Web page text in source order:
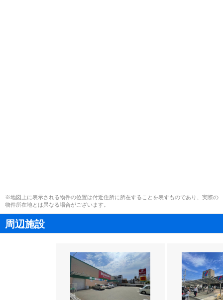
※地図上に表示される物件の位置は付近住所に所在することを表すものであり、実際の
物件所在地とは異なる場合がございます。
周辺施設